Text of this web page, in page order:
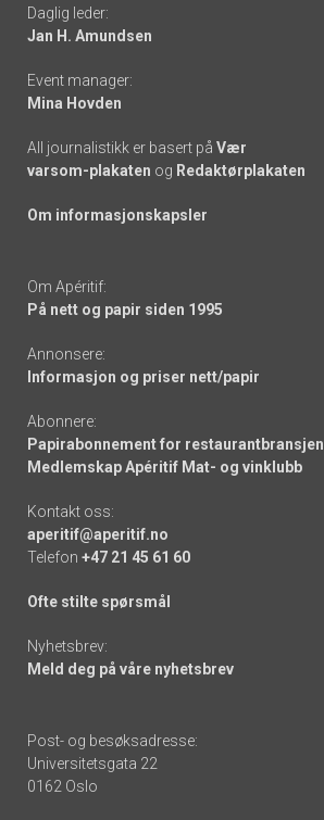
links
Daglig leder:
Jan H. Amundsen
Event manager:
Mina Hovden
All journalistikk er basert på Vær
varsom-plakaten og Redaktørplakaten
Om informasjonskapsler
Om Apéritif:
På nett og papir siden 1995
Annonsere:
Informasjon og priser nett/papir
Abonnere:
Papirabonnement for restaurantbransjen
Medlemskap Apéritif Mat- og vinklubb
Kontakt oss:
aperitif@aperitif.no
Telefon +47 21 45 61 60
Ofte stilte spørsmål
Nyhetsbrev:
Meld deg på våre nyhetsbrev
Post- og besøksadresse:
Universitetsgata 22
0162 Oslo